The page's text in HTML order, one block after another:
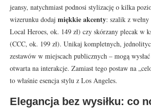
jeansy, natychmiast podnosi stylizację o kilka
wizerunku dodaj miękkie akcenty: szalik z
Local Heroes, ok. 149 zł) czy skórzany plecak w
(CCC, ok. 199 zł). Unikaj kompletnych,
zestawów w miejscach publicznych – mogą wysłać
otwarta na interakcje. Zamiast tego postaw na
to właśnie esencja stylu z Los Angeles.
Elegancja bez wysiłku: co